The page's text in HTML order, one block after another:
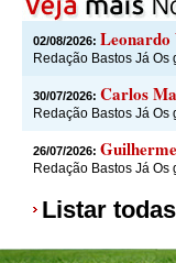
02/08/2026: Leonardo
Redação Bastos Já
30/07/2026: Carlos
Redação Bastos Já
26/07/2026:
Redação Bastos Já Os
Listar